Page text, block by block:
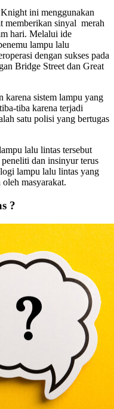
ini menggunakan
memberikan sinyal merah
hari. Melalui ide
lampu lalu
dengan sukses pada
Bridge Street dan Great
karena sistem lampu yang
tiba karena terjadi
satu polisi yang bertugas
lalu lintas tersebut
dan insinyur terus
lampu lalu lintas yang
masyarakat.
?